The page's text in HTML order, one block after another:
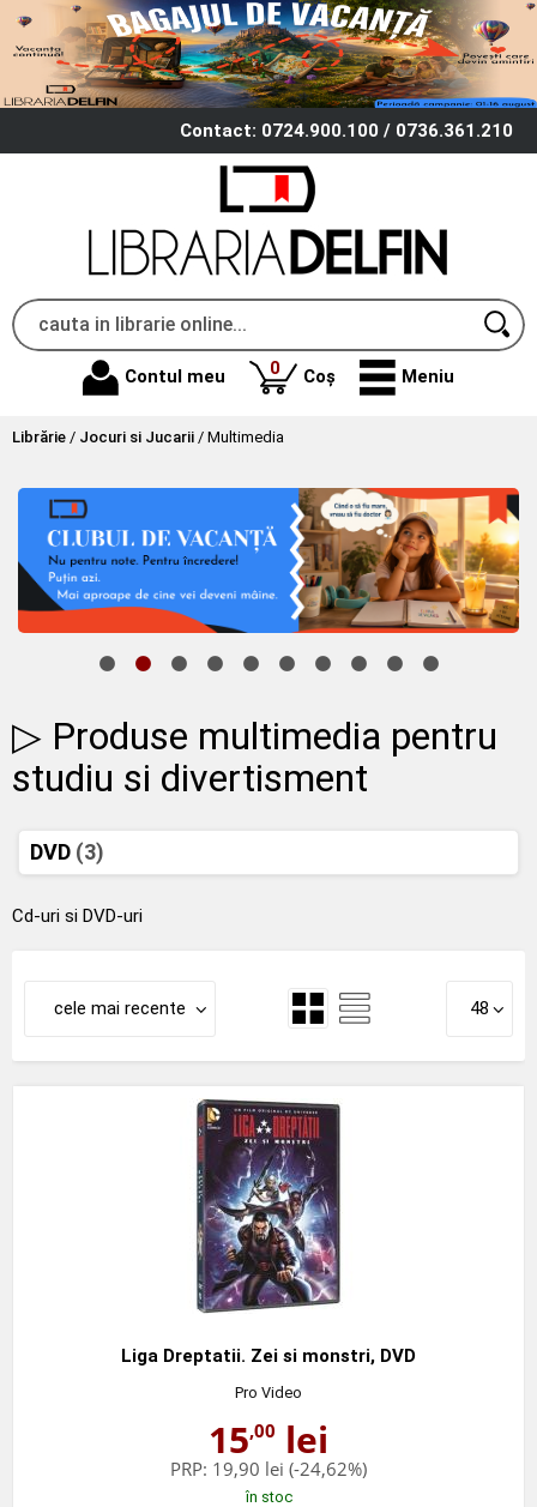
Contact: 0724.900.100 / 0736.361.210
Contul meu 0produse
Coș Meniu
Librărie / Jocuri si Jucarii / Multimedia
▷ Produse multimedia pentru
studiu si divertisment
DVD (3)
Cd-uri si DVD-uri
cele mai recente 48
Liga Dreptatii. Zei si monstri, DVD
Pro Video
15,00 lei
PRP: 19,90 lei (-24,62%)
în stoc